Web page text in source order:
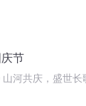
节
山河共庆，盛世长